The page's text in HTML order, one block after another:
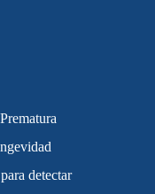
detectar